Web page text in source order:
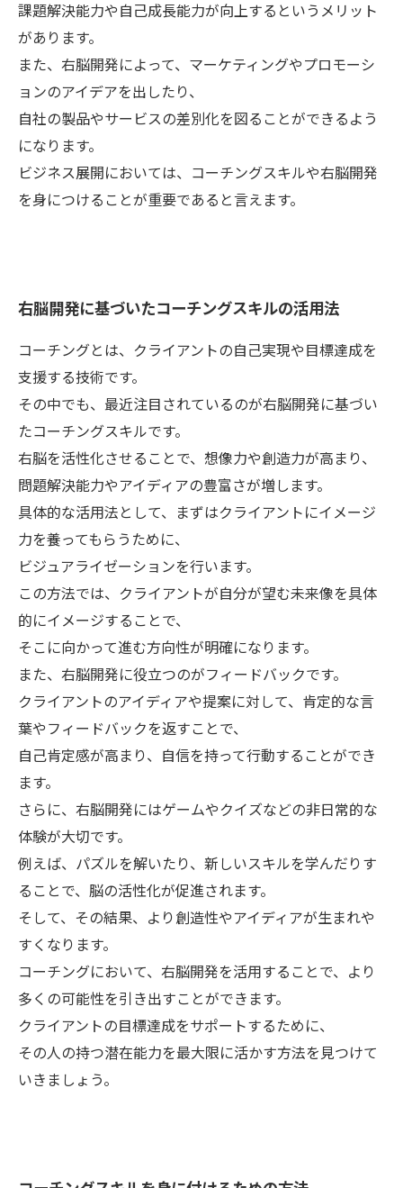
課題解決能力や自己成長能力が向上するというメリット
があります。
また、右脳開発によって、マーケティングやプロモーシ
ョンのアイデアを出したり、
自社の製品やサービスの差別化を図ることができるよう
になります。
ビジネス展開においては、コーチングスキルや右脳開発
を身につけることが重要であると言えます。
右脳開発に基づいたコーチングスキルの活用法
コーチングとは、クライアントの自己実現や目標達成を
支援する技術です。
その中でも、最近注目されているのが右脳開発に基づい
たコーチングスキルです。
右脳を活性化させることで、想像力や創造力が高まり、
問題解決能力やアイディアの豊富さが増します。
具体的な活用法として、まずはクライアントにイメージ
力を養ってもらうために、
ビジュアライゼーションを行います。
この方法では、クライアントが自分が望む未来像を具体
的にイメージすることで、
そこに向かって進む方向性が明確になります。
また、右脳開発に役立つのがフィードバックです。
クライアントのアイディアや提案に対して、肯定的な言
葉やフィードバックを返すことで、
自己肯定感が高まり、自信を持って行動することができ
ます。
さらに、右脳開発にはゲームやクイズなどの非日常的な
体験が大切です。
例えば、パズルを解いたり、新しいスキルを学んだりす
ることで、脳の活性化が促進されます。
そして、その結果、より創造性やアイディアが生まれや
すくなります。
コーチングにおいて、右脳開発を活用することで、より
多くの可能性を引き出すことができます。
クライアントの目標達成をサポートするために、
その人の持つ潜在能力を最大限に活かす方法を見つけて
いきましょう。